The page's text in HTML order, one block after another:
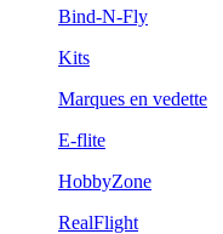
Bind-N-Fly
Kits
Marques en vedette
E-flite
HobbyZone
RealFlight